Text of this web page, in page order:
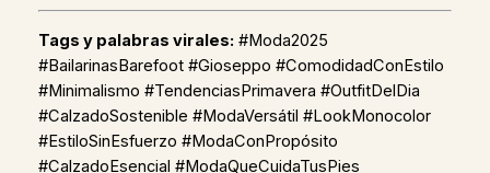
Tags y palabras virales: #Moda2025
#BailarinasBarefoot #Gioseppo #ComodidadConEstilo
#Minimalismo #TendenciasPrimavera #OutfitDelDia
#CalzadoSostenible #ModaVersátil #LookMonocolor
#EstiloSinEsfuerzo #ModaConPropósito
#CalzadoEsencial #ModaQueCuidaTusPies